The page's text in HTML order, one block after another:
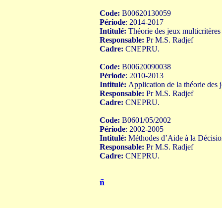
Code: B00620130059
Période: 2014-2017
Intitulé: Théorie des jeux
Responsable: Pr M.S. Radjef
Cadre: CNEPRU.
Code: B00620090038
Période: 2010-2013
Intitulé: Application de la théorie des
Responsable: Pr M.S. Radjef
Cadre: CNEPRU.
Code: B0601/05/2002
Période: 2002-2005
Intitulé: Méthodes d’Aide à la
Responsable: Pr M.S. Radjef
Cadre: CNEPRU.
ñ